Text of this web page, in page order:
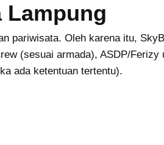
Lampung
pariwisata. Oleh karena itu,
(sesuai armada), ASDP/
ada ketentuan tertentu).